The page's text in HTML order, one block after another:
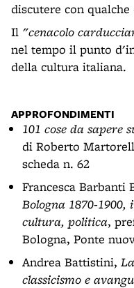
discutere con qualche
Il "cenacolo
nel tempo il punto
della cultura italiana.
APPROFONDIMENTI
101 cose da sapere
di Roberto
scheda n. 62
Francesca Barbanti
Bologna 1870-
cultura, politica,
Bologna, Ponte
Andrea Battistini,
classicismo e